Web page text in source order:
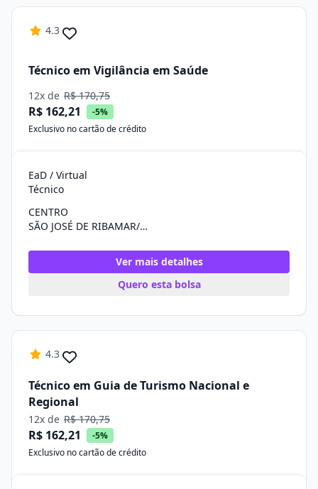
4.3
Técnico em Vigilância em Saúde
12x de R$ 170,75
R$ 162,21
-5%
Exclusivo no cartão de crédito
EaD / Virtual
Técnico
CENTRO
SÃO JOSÉ DE RIBAMAR/MA
Ver mais detalhes
Quero esta bolsa
4.3
Técnico em Guia de Turismo Nacional e
Regional
12x de R$ 170,75
R$ 162,21
-5%
Exclusivo no cartão de crédito